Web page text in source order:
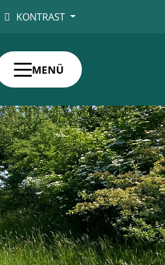
KONTRAST
MENÜ